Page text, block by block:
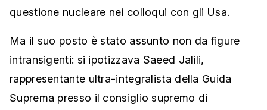
questione nucleare nei colloqui con gli Usa.
Ma il suo posto è stato assunto non da figure
intransigenti: si ipotizzava Saeed Jalili,
rappresentante ultra-integralista della Guida
Suprema presso il consiglio supremo di